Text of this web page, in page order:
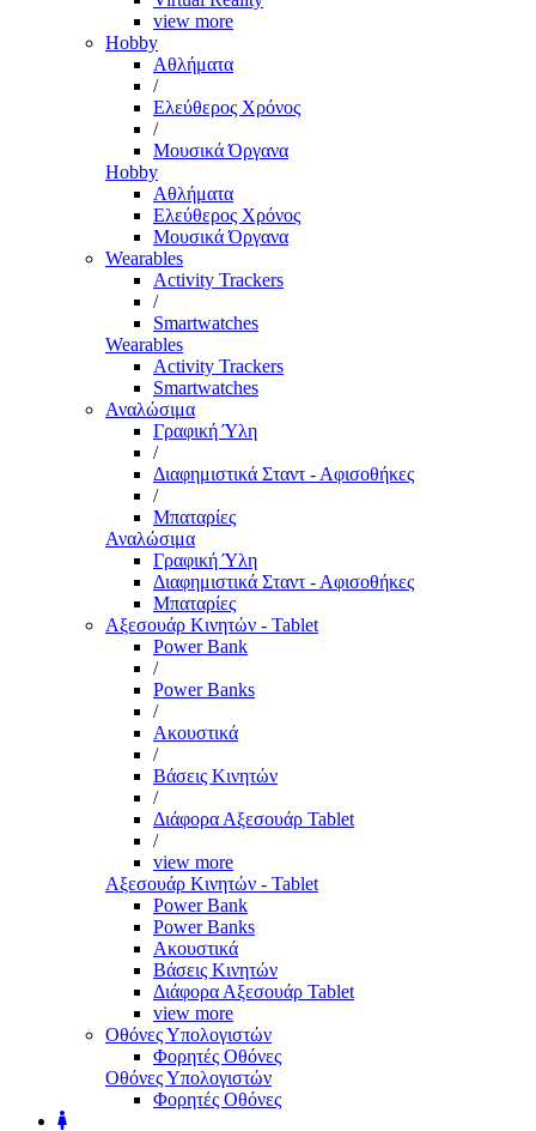
view more
Hobby
Αθλήματα
/
Ελεύθερος Χρόνος
/
Μουσικά Όργανα
Hobby
Αθλήματα
Ελεύθερος Χρόνος
Μουσικά Όργανα
Wearables
Activity Trackers
/
Smartwatches
Wearables
Activity Trackers
Smartwatches
Αναλώσιμα
Γραφική Ύλη
/
Διαφημιστικά Σταντ - Αφισοθήκες
/
Μπαταρίες
Αναλώσιμα
Γραφική Ύλη
Διαφημιστικά Σταντ - Αφισοθήκες
Μπαταρίες
Αξεσουάρ Κινητών - Tablet
Power Bank
/
Power Banks
/
Ακουστικά
/
Βάσεις Κινητών
/
Διάφορα Αξεσουάρ Tablet
/
view more
Αξεσουάρ Κινητών - Tablet
Power Bank
Power Banks
Ακουστικά
Βάσεις Κινητών
Διάφορα Αξεσουάρ Tablet
view more
Οθόνες Υπολογιστών
Φορητές Οθόνες
Οθόνες Υπολογιστών
Φορητές Οθόνες